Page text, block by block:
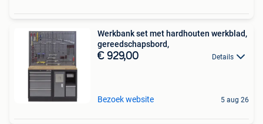
Werkbank set met hardhouten werkblad,
gereedschapsbord,
€ 929,00 Details
Bezoek website 5 aug 26